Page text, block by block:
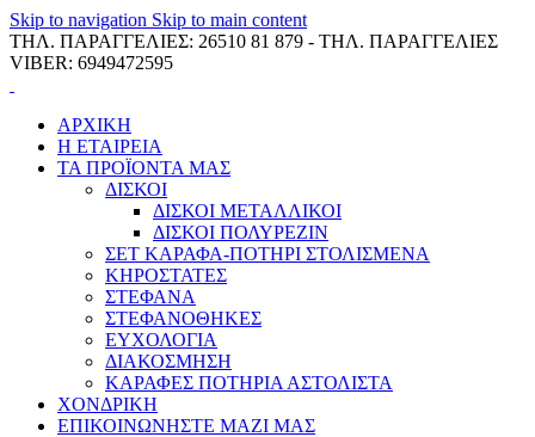
Skip to navigation Skip to main content
ΤΗΛ. ΠΑΡΑΓΓΕΛΙΕΣ: 26510 81 879 - ΤΗΛ. ΠΑΡΑΓΓΕΛΙΕΣ
VIBER: 6949472595
ΑΡΧΙΚΗ
Η ΕΤΑΙΡΕΙΑ
ΤΑ ΠΡΟΪΟΝΤΑ ΜΑΣ
ΔΙΣΚΟΙ
ΔΙΣΚΟΙ ΜΕΤΑΛΛΙΚΟΙ
ΔΙΣΚΟΙ ΠΟΛΥΡΕΖΙΝ
ΣΕΤ ΚΑΡΑΦΑ-ΠΟΤΗΡΙ ΣΤΟΛΙΣΜΕΝΑ
ΚΗΡΟΣΤΑΤΕΣ
ΣΤΕΦΑΝΑ
ΣΤΕΦΑΝΟΘΗΚΕΣ
ΕΥΧΟΛΟΓΙΑ
ΔΙΑΚΟΣΜΗΣΗ
ΚΑΡΑΦΕΣ ΠΟΤΗΡΙΑ ΑΣΤΟΛΙΣΤΑ
ΧΟΝΔΡΙΚΗ
ΕΠΙΚΟΙΝΩΝΗΣΤΕ ΜΑΖΙ ΜΑΣ